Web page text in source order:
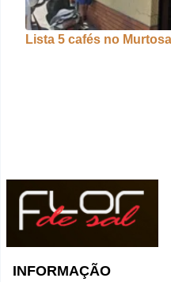
Lista 5 cafés no
INFORMAÇÃO